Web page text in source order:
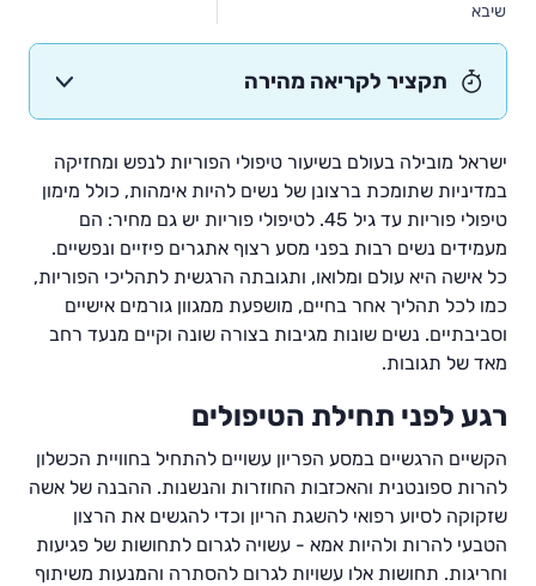
שיבא
תקציר לקריאה מהירה
ישראל מובילה בעולם בשיעור טיפולי הפוריות לנפש ומחזיקה
במדיניות שתומכת ברצונן של נשים להיות אימהות, כולל מימון
טיפולי פוריות עד גיל 45. לטיפולי פוריות יש גם מחיר: הם
מעמידים נשים רבות בפני מסע רצוף אתגרים פיזיים ונפשיים.
כל אישה היא עולם ומלואו, ותגובתה הרגשית לתהליכי הפוריות,
כמו לכל תהליך אחר בחיים, מושפעת ממגוון גורמים אישיים
וסביבתיים. נשים שונות מגיבות בצורה שונה וקיים מנעד רחב
מאד של תגובות.
רגע לפני תחילת הטיפולים
הקשיים הרגשיים במסע הפריון עשויים להתחיל בחוויית הכשלון
להרות ספונטנית והאכזבות החוזרות והנשנות. ההבנה של אשה
שזקוקה לסיוע רפואי להשגת הריון וכדי להגשים את הרצון
הטבעי להרות ולהיות אמא - עשויה לגרום לתחושות של פגיעות
וחריגות. תחושות אלו עשויות לגרום להסתרה והמנעות משיתוף